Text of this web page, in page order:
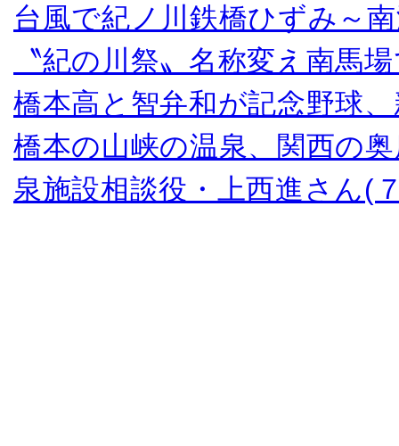
台風で紀ノ川鉄橋ひずみ～
〝紀の川祭〟名称変え南馬
橋本高と智弁和が記念野球
橋本の山峡の温泉、関西の
泉施設相談役・上西進さん(